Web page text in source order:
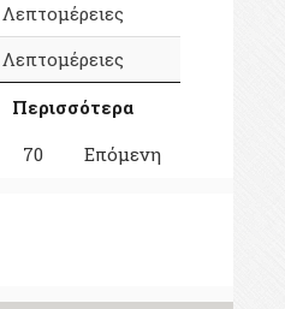
Περισσότερα
Λεπτομέρειες
Λεπτομέρειες
70 Επόμενη